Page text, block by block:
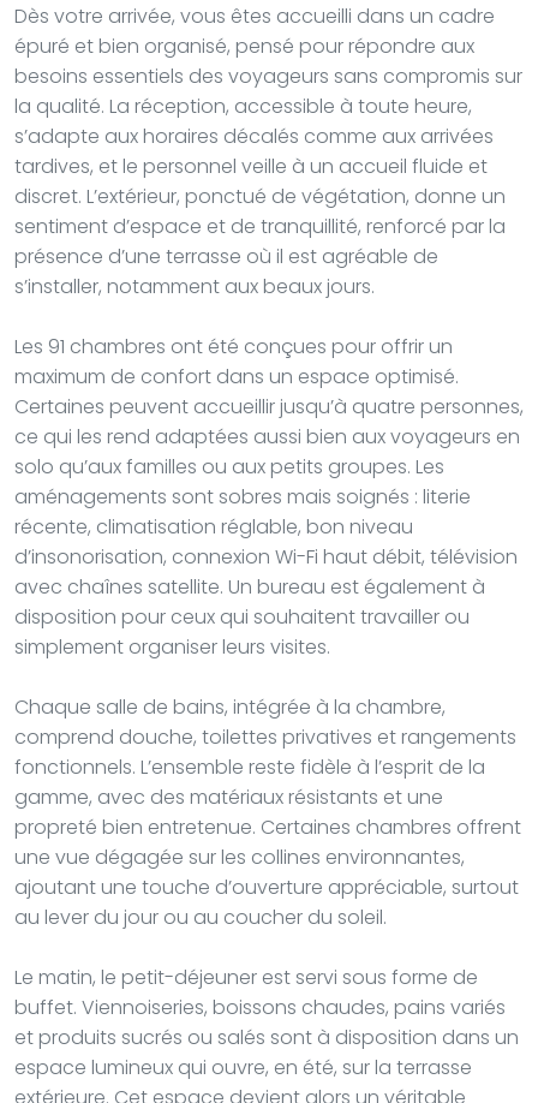
Dès votre arrivée, vous êtes accueilli dans un cadre
épuré et bien organisé, pensé pour répondre aux
besoins essentiels des voyageurs sans compromis sur
la qualité. La réception, accessible à toute heure,
s’adapte aux horaires décalés comme aux arrivées
tardives, et le personnel veille à un accueil fluide et
discret. L’extérieur, ponctué de végétation, donne un
sentiment d’espace et de tranquillité, renforcé par la
présence d’une terrasse où il est agréable de
s’installer, notamment aux beaux jours.
Les 91 chambres ont été conçues pour offrir un
maximum de confort dans un espace optimisé.
Certaines peuvent accueillir jusqu’à quatre personnes,
ce qui les rend adaptées aussi bien aux voyageurs en
solo qu’aux familles ou aux petits groupes. Les
aménagements sont sobres mais soignés : literie
récente, climatisation réglable, bon niveau
d’insonorisation, connexion Wi-Fi haut débit, télévision
avec chaînes satellite. Un bureau est également à
disposition pour ceux qui souhaitent travailler ou
simplement organiser leurs visites.
Chaque salle de bains, intégrée à la chambre,
comprend douche, toilettes privatives et rangements
fonctionnels. L’ensemble reste fidèle à l’esprit de la
gamme, avec des matériaux résistants et une
propreté bien entretenue. Certaines chambres offrent
une vue dégagée sur les collines environnantes,
ajoutant une touche d’ouverture appréciable, surtout
au lever du jour ou au coucher du soleil.
Le matin, le petit-déjeuner est servi sous forme de
buffet. Viennoiseries, boissons chaudes, pains variés
et produits sucrés ou salés sont à disposition dans un
espace lumineux qui ouvre, en été, sur la terrasse
extérieure. Cet espace devient alors un véritable